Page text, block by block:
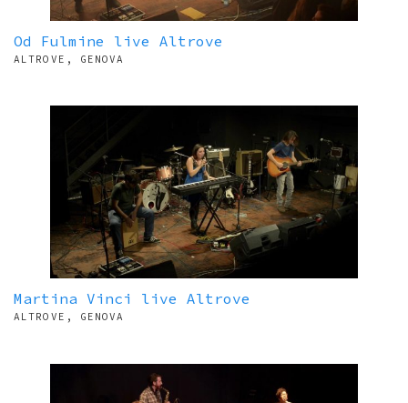
Od Fulmine live Altrove
ALTROVE, GENOVA
Martina Vinci live Altrove
ALTROVE, GENOVA